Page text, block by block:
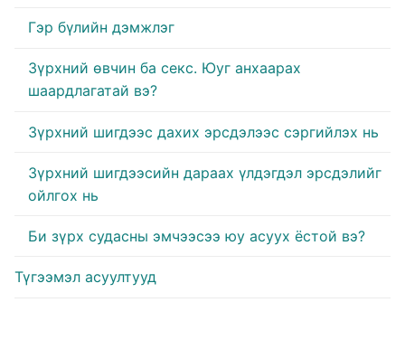
Гэр бүлийн дэмжлэг
Зүрхний өвчин ба секс. Юуг анхаарах
шаардлагатай вэ?
Зүрхний шигдээс дахих эрсдэлээс сэргийлэх нь
Зүрхний шигдээсийн дараах үлдэгдэл эрсдэлийг
ойлгох нь
Би зүрх судасны эмчээсээ юу асуух ёстой вэ?
Түгээмэл асуултууд